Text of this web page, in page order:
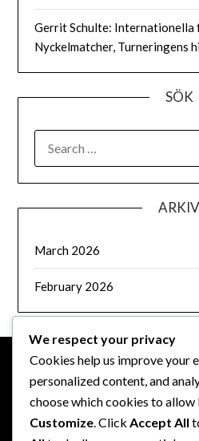
Gerrit Schulte: Internationella
Nyckelmatcher, Turneringens
SÖK
FOR:
ARKIV
March 2026
February 2026
JURIDISKT
Kontakta oss
We respect your privacy
Cookies help us improve your
personalized content, and
choose which cookies to
Customize . Click Accept All